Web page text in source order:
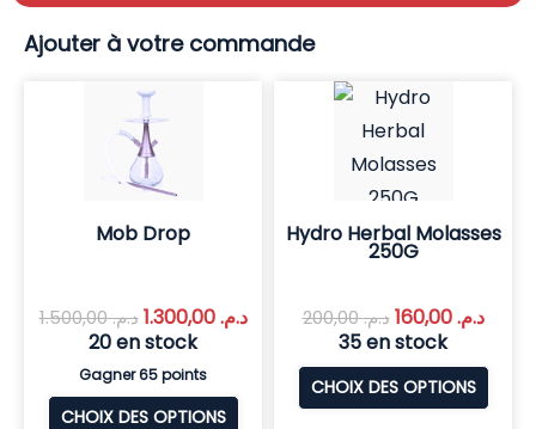
Ajouter à votre commande
Mob Drop
د.م.1.500,00 د.م.1.300,00
20 en stock
Gagner 65 points
CHOIX DES OPTIONS
Hydro Herbal Molasses
250G
د.م.200,00 د.م.160,00
35 en stock
CHOIX DES OPTIONS